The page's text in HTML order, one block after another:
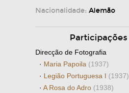
Nacionalidade: Alemão
Participações
Direcção de Fotografia
· Maria Papoila (1937)
· Legião Portuguesa I (1937)
· A Rosa do Adro (1938)